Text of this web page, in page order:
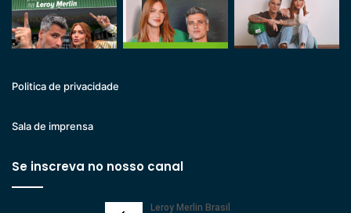
Politica de privacidade
Sala de imprensa
Se inscreva no nosso canal